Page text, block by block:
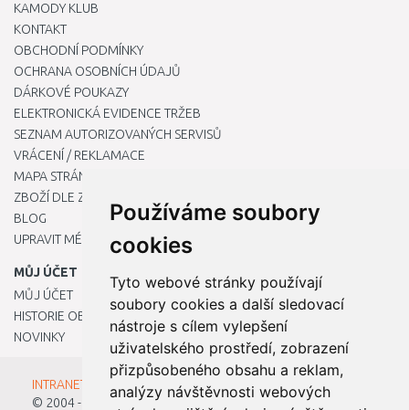
Používáme soubory
cookies
Tyto webové stránky používají
soubory cookies a další sledovací
nástroje s cílem vylepšení
uživatelského prostředí, zobrazení
přizpůsobeného obsahu a reklam,
analýzy návštěvnosti webových
KAMODY KLUB
KONTAKT
OBCHODNÍ PODMÍNKY
OCHRANA OSOBNÍCH ÚDAJŮ
DÁRKOVÉ POUKAZY
ELEKTRONICKÁ EVIDENCE TRŽEB
SEZNAM AUTORIZOVANÝCH SERVISŮ
VRÁCENÍ / REKLAMACE
MAPA STRÁNKY
ZBOŽÍ DLE ZNAČEK
BLOG
UPRAVIT MÉ PŘEDVOLBY COOKIES
MŮJ ÚČET
MŮJ ÚČET
HISTORIE OBJEDNÁVEK
NOVINKY
INTRANET - Přihlášení pro zaměstnance
© 2004 - 2026
Kamody s.r.o.